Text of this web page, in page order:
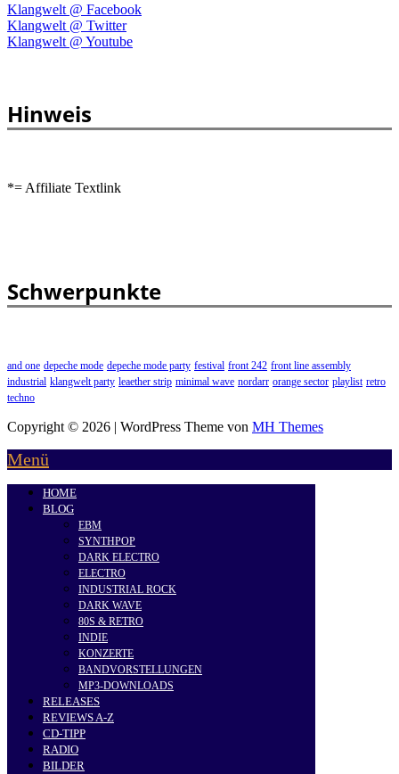
Klangwelt @ Facebook
Klangwelt @ Twitter
Klangwelt @ Youtube
Hinweis
*= Affiliate Textlink
Schwerpunkte
and one depeche mode depeche mode party festival front 242 front line assembly
industrial klangwelt party leaether strip minimal wave nordarr orange sector playlist retro
techno
Copyright © 2026 | WordPress Theme von MH Themes
Menü
HOME
BLOG
EBM
SYNTHPOP
DARK ELECTRO
ELECTRO
INDUSTRIAL ROCK
DARK WAVE
80S & RETRO
INDIE
KONZERTE
BANDVORSTELLUNGEN
MP3-DOWNLOADS
RELEASES
REVIEWS A-Z
CD-TIPP
RADIO
BILDER